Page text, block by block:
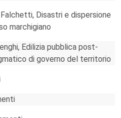
Disastri e dispersione
marchigiano
Edilizia pubblica post-
di governo del territorio